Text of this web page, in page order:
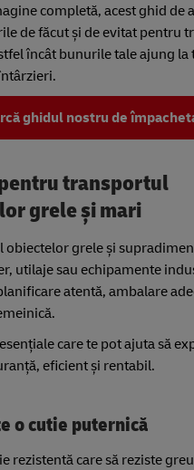
completă, acest ghid de
de făcut și de evitat pentru
încât bunurile tale ajung la
ghidul nostru de
transportul
grele și mari
obiectelor grele și
utilaje sau echipamente
atentă, ambalare
care te pot ajuta să
eficient și rentabil.
o cutie puternică
rezistentă care să reziste